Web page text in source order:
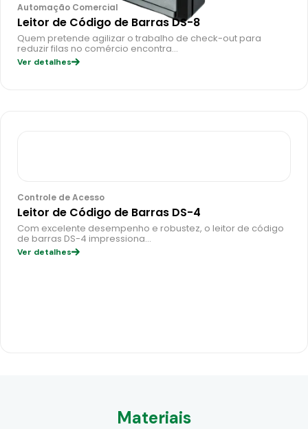
Automação Comercial
Leitor de Código de Barras DS-8
Quem pretende agilizar o trabalho de check-out para
reduzir filas no comércio encontra…
Ver detalhes
Controle de Acesso
Leitor de Código de Barras DS-4
Com excelente desempenho e robustez, o leitor de código
de barras DS-4 impressiona…
Ver detalhes
Materiais